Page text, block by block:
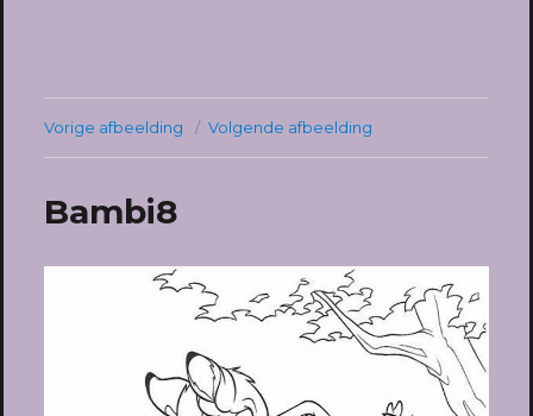
Vorige afbeelding Volgende afbeelding
Bambi8